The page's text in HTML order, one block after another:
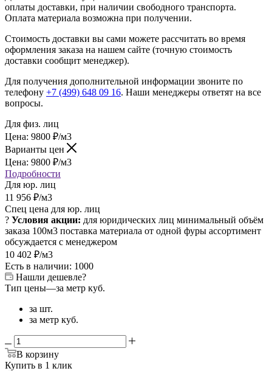
оплаты доставки, при наличии свободного транспорта.
Оплата материала возможна при получении.
Стоимость доставки вы сами можете рассчитать во время
оформления заказа на нашем сайте (точную стоимость
доставки сообщит менеджер).
Для получения дополнительной информации звоните по
телефону +7 (499) 648 09 16. Наши менеджеры ответят на все
вопросы.
Для физ. лиц
Цена: 9800 ₽/м3
Варианты цен
Цена: 9800 ₽/м3
Подробности
Для юр. лиц
11 956 ₽/м3
Спец цена для юр. лиц
? Условия акции: для юридических лиц минимальный объём
заказа 100м3 поставка материала от одной фуры ассортимент
обсуждается с менеджером
10 402 ₽/м3
Есть в наличии: 1000
Нашли дешевле?
Тип цены—за метр куб.
за шт.
за метр куб.
В корзину
Купить в 1 клик